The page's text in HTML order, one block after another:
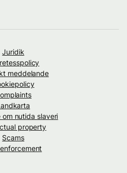
Juridik
meddelande
om nutida slaveri
property
Scams